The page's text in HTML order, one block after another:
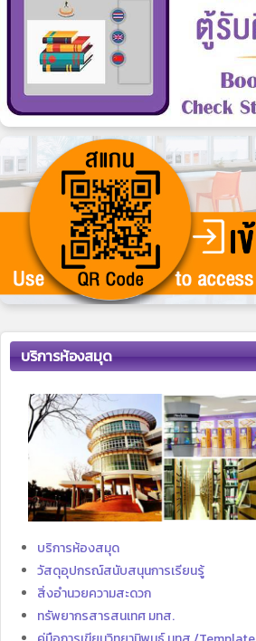
บริการห้องสมุด
บริการห้องสมุด
วัสดุอุปกรณ์สนับสนุนการเรียนรู้
สิ่งอำนวยความสะดวก
ทรัพยากรสารสนเทศ มทส.